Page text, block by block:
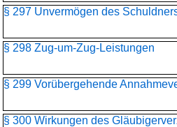
§ 297 Unvermögen des
§ 298 Zug-um-Zug-Leistungen
§ 299 Vorübergehende
§ 300 Wirkungen des